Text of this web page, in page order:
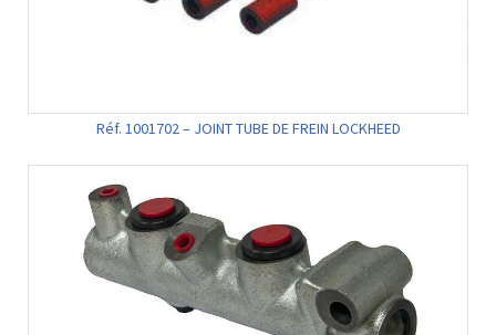
Réf. 1001702 – JOINT TUBE DE FREIN LOCKHEED